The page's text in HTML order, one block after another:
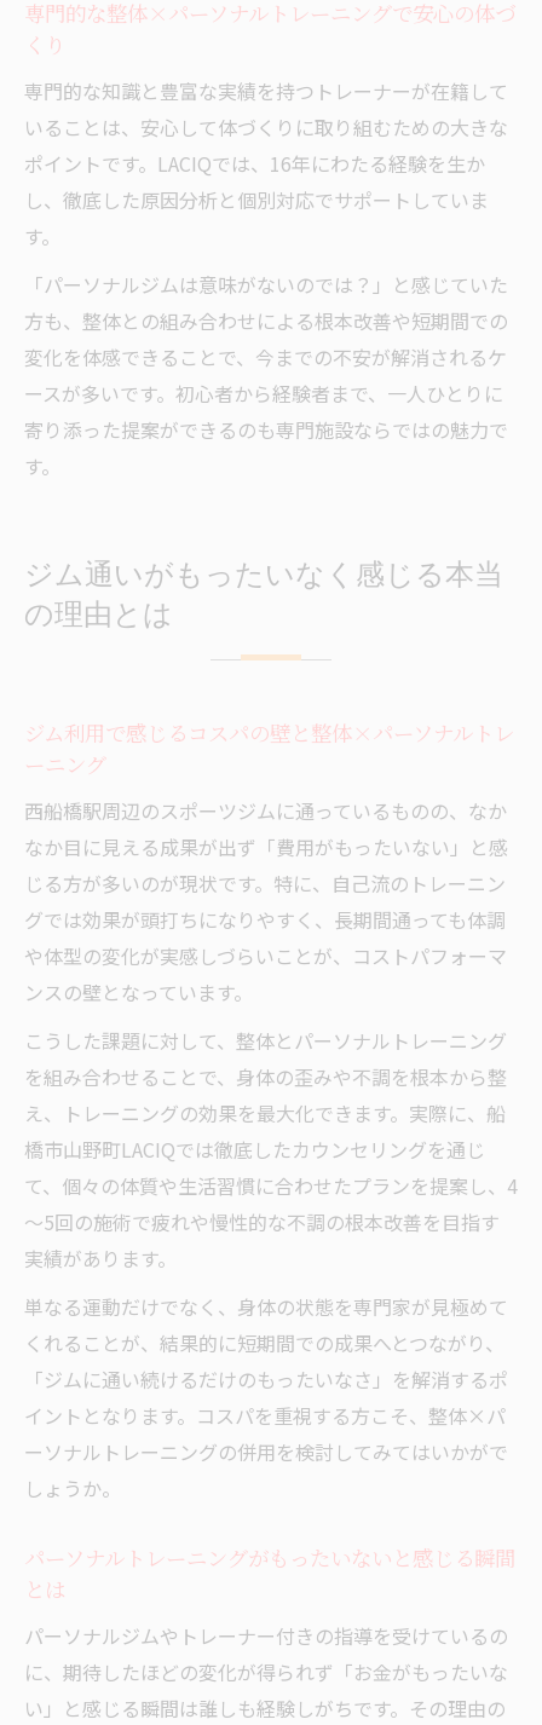
レーニング体験談
みに寄り添う理由
女性専用の整体×パーソナルトレーニング
が人気の秘密
専門的な整体×パーソナルトレーニングで安心の体づ
くり
専門的な知識と豊富な実績を持つトレーナーが在籍して
いることは、安心して体づくりに取り組むための大きな
ポイントです。LACIQでは、16年にわたる経験を生か
し、徹底した原因分析と個別対応でサポートしていま
す。
「パーソナルジムは意味がないのでは？」と感じていた
方も、整体との組み合わせによる根本改善や短期間での
変化を体感できることで、今までの不安が解消されるケ
ースが多いです。初心者から経験者まで、一人ひとりに
寄り添った提案ができるのも専門施設ならではの魅力で
す。
ジム通いがもったいなく感じる本当
の理由とは
ジム利用で感じるコスパの壁と整体×パーソナルトレ
ーニング
西船橋駅周辺のスポーツジムに通っているものの、なか
なか目に見える成果が出ず「費用がもったいない」と感
じる方が多いのが現状です。特に、自己流のトレーニン
グでは効果が頭打ちになりやすく、長期間通っても体調
や体型の変化が実感しづらいことが、コストパフォーマ
ンスの壁となっています。
こうした課題に対して、整体とパーソナルトレーニング
を組み合わせることで、身体の歪みや不調を根本から整
え、トレーニングの効果を最大化できます。実際に、船
橋市山野町LACIQでは徹底したカウンセリングを通じ
て、個々の体質や生活習慣に合わせたプランを提案し、4
～5回の施術で疲れや慢性的な不調の根本改善を目指す
実績があります。
単なる運動だけでなく、身体の状態を専門家が見極めて
くれることが、結果的に短期間での成果へとつながり、
「ジムに通い続けるだけのもったいなさ」を解消するポ
イントとなります。コスパを重視する方こそ、整体×パ
ーソナルトレーニングの併用を検討してみてはいかがで
しょうか。
パーソナルトレーニングがもったいないと感じる瞬間
とは
パーソナルジムやトレーナー付きの指導を受けているの
に、期待したほどの変化が得られず「お金がもったいな
い」と感じる瞬間は誰しも経験しがちです。その理由の